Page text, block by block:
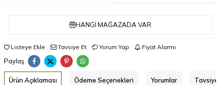
HANGI MAĞAZADA VAR
Listeye Ekle Tavsiye Et Yorum Yap Fiyat Alarmı
Paylaş
Ürün Açıklaması Ödeme Seçenekleri Yorumlar Tavsiye